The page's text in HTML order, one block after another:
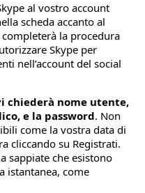
al vostro account
scheda accanto al
la procedura
Skype per
nell’account del social
chiederà nome utente,
e la password. Non
come la vostra data di
cliccando su Registrati.
sappiate che esistono
istantanea, come